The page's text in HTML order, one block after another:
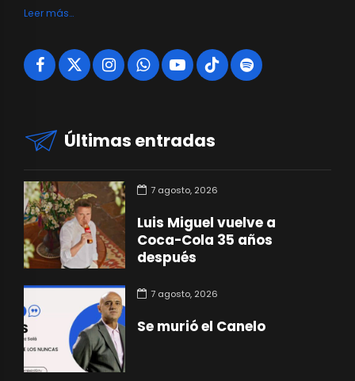
Leer más…
Últimas entradas
7 agosto, 2026
Luis Miguel vuelve a
Coca-Cola 35 años
después
7 agosto, 2026
Se murió el Canelo